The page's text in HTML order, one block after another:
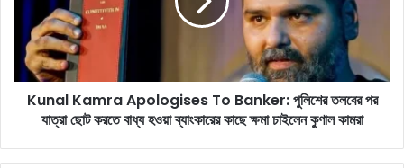
কে
হ
r
Kunal Kamra Apologises To Banker: পুলিশের তলবের পর
যাত্রা ছোট করতে বাধ্য হওয়া ব্যাংকারের কাছে ক্ষমা চাইলেন কুণাল কামরা